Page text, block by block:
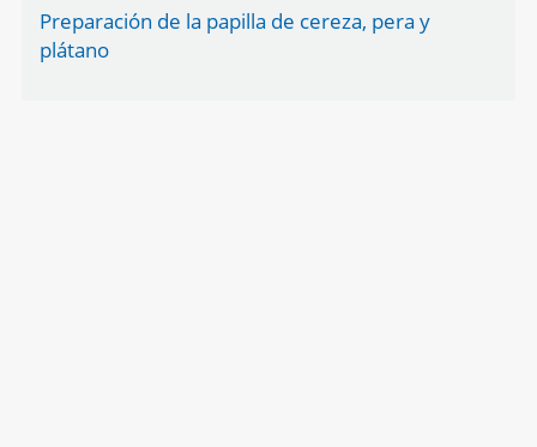
Preparación de la papilla de cereza, pera y
plátano